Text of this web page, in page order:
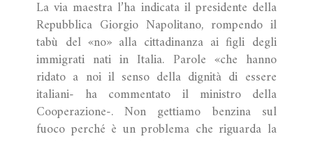
La via maestra l’ha indicata il presidente della
Repubblica Giorgio Napolitano, rompendo il
tabù del «no» alla cittadinanza ai figli degli
immigrati nati in Italia. Parole «che hanno
ridato a noi il senso della dignità di essere
italiani- ha commentato il ministro della
Cooperazione-. Non gettiamo benzina sul
fuoco perché è un problema che riguarda la